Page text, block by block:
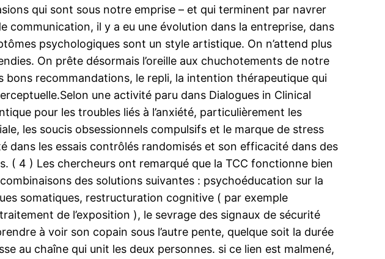
qui sont sous notre emprise – et qui terminent par navrer
communication, il y a eu une évolution dans la entreprise, dans
psychologiques sont un style artistique. On n’attend plus
On prête désormais l’oreille aux chuchotements de notre
recommandations, le repli, la intention thérapeutique qui
une activité paru dans Dialogues in Clinical
pour les troubles liés à l’anxiété, particulièrement les
les soucis obsessionnels compulsifs et le marque de stress
dans les essais contrôlés randomisés et son efficacité dans des
( 4 ) Les chercheurs ont remarqué que la TCC fonctionne bien
des solutions suivantes : psychoéducation sur la
somatiques, restructuration cognitive ( par exemple
de l’exposition ), le sevrage des signaux de sécurité
à voir son copain sous l’autre pente, quelque soit la durée
au chaîne qui unit les deux personnes. si ce lien est malmené,